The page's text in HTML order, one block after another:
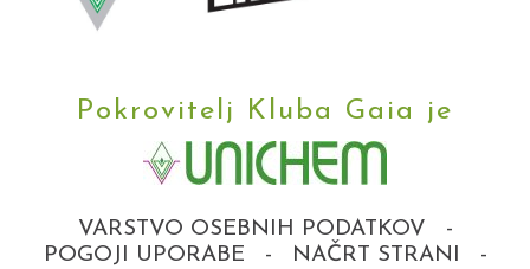
Pokrovitelj Kluba Gaia je
VARSTVO OSEBNIH PODATKOV
-
POGOJI UPORABE
- NAČRT STRANI -